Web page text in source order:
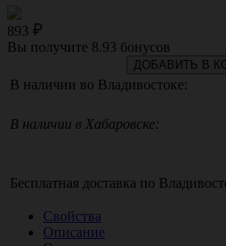
893
Вы получите 8.93 бонусов
ДОБАВИТЬ В
В наличии во Владивостоке:
В наличии в Хабаровске:
Бесплатная доставка по
Свойства
Описание